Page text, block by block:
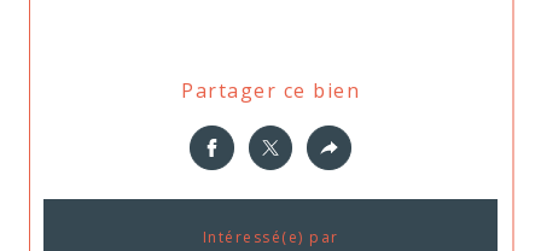
Partager ce bien
Intéressé(e) par